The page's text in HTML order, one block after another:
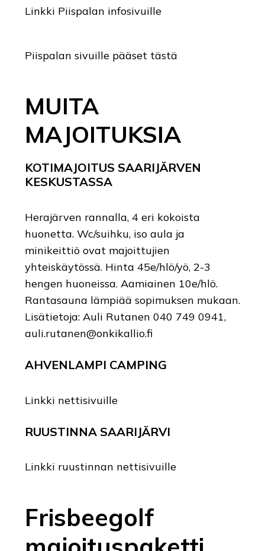
Linkki Piispalan infosivuille
Piispalan sivuille pääset tästä
MUITA
MAJOITUKSIA
KOTIMAJOITUS SAARIJÄRVEN
KESKUSTASSA
Herajärven rannalla, 4 eri kokoista
huonetta. Wc/suihku, iso aula ja
minikeittiö ovat majoittujien
yhteiskäytössä. Hinta 45e/hlö/yö, 2-3
hengen huoneissa. Aamiainen 10e/hlö.
Rantasauna lämpiää sopimuksen mukaan.
Lisätietoja: Auli Rutanen 040 749 0941,
auli.rutanen@onkikallio.fi
AHVENLAMPI CAMPING
Linkki nettisivuille
RUUSTINNA SAARIJÄRVI
Linkki ruustinnan nettisivuille
Frisbeegolf